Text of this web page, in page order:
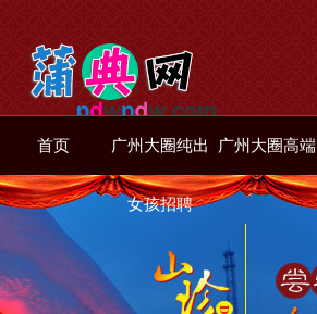
首页 广州大圈纯出
女孩招聘
广州大圈高端